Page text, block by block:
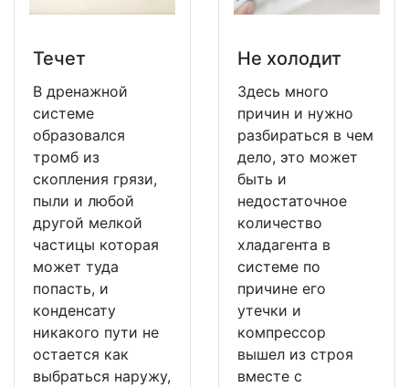
Течет
В дренажной
системе
образовался
тромб из
скопления грязи,
пыли и любой
другой мелкой
частицы которая
может туда
попасть, и
конденсату
никакого пути не
остается как
выбраться наружу,
Не холодит
Здесь много
причин и нужно
разбираться в чем
дело, это может
быть и
недостаточное
количество
хладагента в
системе по
причине его
утечки и
компрессор
вышел из строя
вместе с